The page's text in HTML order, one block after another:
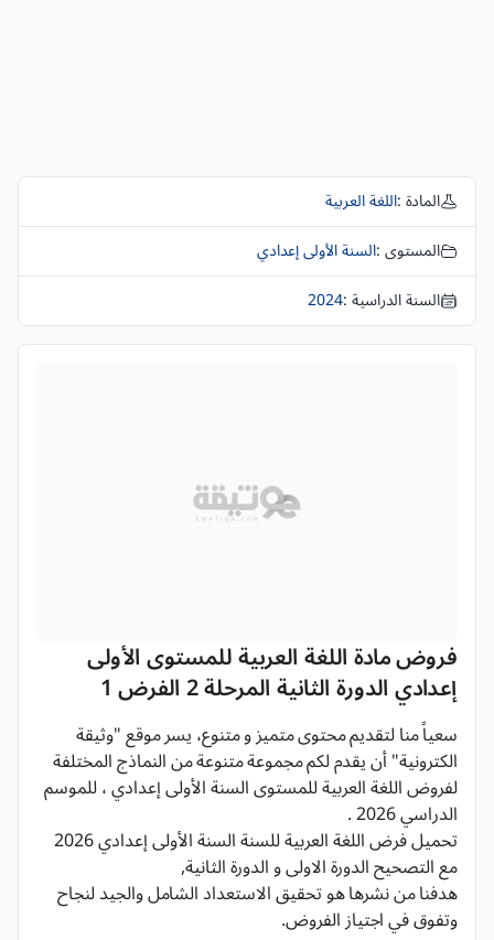
المادة :اللغة العربية
المستوى :السنة الأولى إعدادي
السنة الدراسية :2024
فروض مادة اللغة العربية للمستوى الأولى
إعدادي الدورة الثانية المرحلة 2 الفرض 1
سعياً منا لتقديم محتوى متميز و متنوع، يسر موقع "وثيقة
الكترونية" أن يقدم لكم مجموعة متنوعة من النماذج المختلفة
لفروض اللغة العربية للمستوى السنة الأولى إعدادي ، للموسم
الدراسي 2026 .
تحميل فرض اللغة العربية للسنة السنة الأولى إعدادي 2026
مع التصحيح الدورة الاولى و الدورة الثانية,
هدفنا من نشرها هو تحقيق الاستعداد الشامل والجيد لنجاح
وتفوق في اجتياز الفروض.